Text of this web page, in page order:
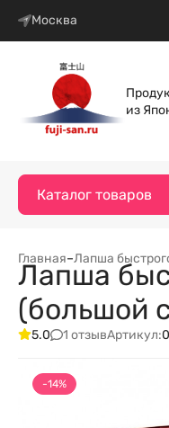
Москва
из
Каталог товаров
Главная–Лапша
Лапша
(большой
5.0 1 отзывАртикул:
-14%